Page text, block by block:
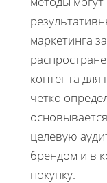
маркетинга
контента
четко
целевую
брендом и в
покупку.